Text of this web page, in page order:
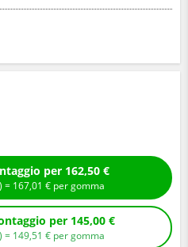
Compra con montaggio per 162,50 €
) = 167,01 € per gomma
Compra senza montaggio per 145,00 €
) = 149,51 € per gomma